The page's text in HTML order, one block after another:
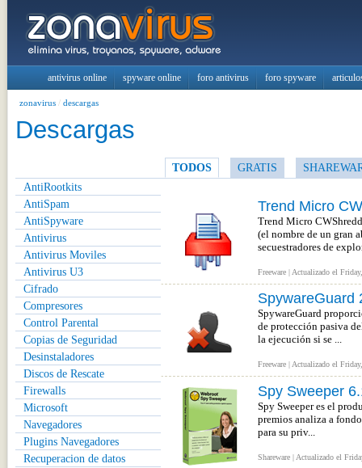
antivirus online spyware online foro antivirus foro spyware
zonavirus / descargas
Descargas
AntiRootkits
AntiSpam
AntiSpyware
Antivirus
Antivirus Moviles
Antivirus U3
Cifrado
Compresores
Control Parental
Copias de Seguridad
Desinstaladores
Discos de Rescate
Firewalls
Microsoft
Navegadores
Plugins Navegadores
Recuperacion de datos
TODOS GRATIS
Trend Micro
Trend Micro
(el nombre de un gran
secuestradores de
Freeware | Actualizado el
SpywareGuard
SpywareGuard
de protección pasiva
la ejecución si se ...
Freeware | Actualizado el
Spy Sweeper
Spy Sweeper es el
premios analiza a
para su priv...
Shareware | Actualizado el